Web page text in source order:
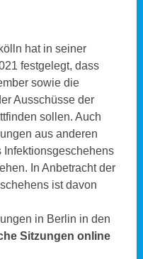
hat in seiner
festgelegt, dass
sowie die
Ausschüsse der
sollen. Auch
aus anderen
Infektionsgeschehens
In Anbetracht der
ist davon
in Berlin in den
Sitzungen online